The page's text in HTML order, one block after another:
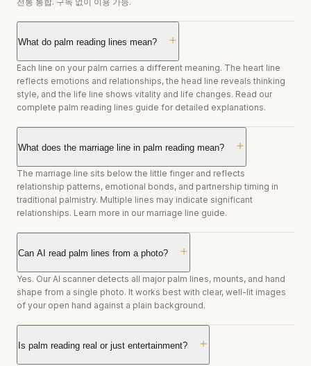
What do palm reading lines mean?
Each line on your palm carries a different meaning. The heart line
reflects emotions and relationships, the head line reveals thinking
style, and the life line shows vitality and life changes. Read our
complete palm reading lines guide for detailed explanations.
What does the marriage line in palm reading mean?
The marriage line sits below the little finger and reflects
relationship patterns, emotional bonds, and partnership timing in
traditional palmistry. Multiple lines may indicate significant
relationships. Learn more in our marriage line guide.
Can AI read palm lines from a photo?
Yes. Our AI scanner detects all major palm lines, mounts, and hand
shape from a single photo. It works best with clear, well-lit images
of your open hand against a plain background.
Is palm reading real or just entertainment?